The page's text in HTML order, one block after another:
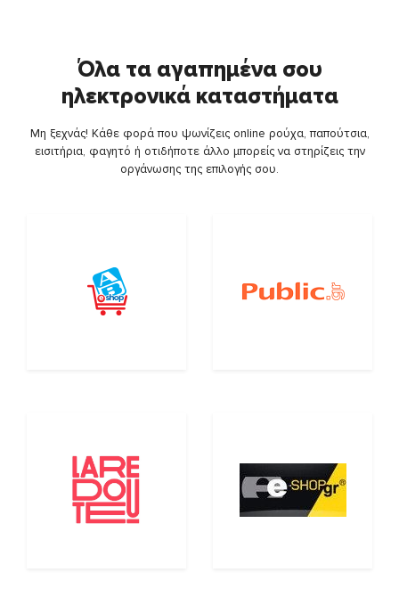
Όλα τα αγαπημένα σου
ηλεκτρονικά καταστήματα
Μη ξεχνάς! Κάθε φορά που ψωνίζεις online ρούχα, παπούτσια,
εισιτήρια, φαγητό ή οτιδήποτε άλλο μπορείς να στηρίζεις την
οργάνωσης της επιλογής σου.